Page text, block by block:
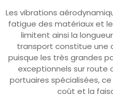
Les vibrations
fatigue des matériaux et
limitent ainsi la
transport constitue une
puisque les très grandes
exceptionnels sur route
portuaires spécialisées,
coût et la